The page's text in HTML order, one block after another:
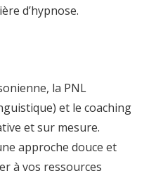
d’hypnose.
la PNL
et le coaching
et sur mesure.
approche douce et
à vos ressources